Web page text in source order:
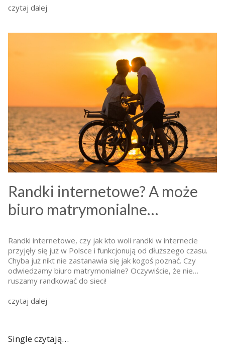
czytaj dalej
Randki internetowe? A może
biuro matrymonialne…
Randki internetowe, czy jak kto woli randki w internecie
przyjęły się już w Polsce i funkcjonują od dłuższego czasu.
Chyba już nikt nie zastanawia się jak kogoś poznać. Czy
odwiedzamy biuro matrymonialne? Oczywiście, że nie…
ruszamy randkować do sieci!
czytaj dalej
Single czytają…